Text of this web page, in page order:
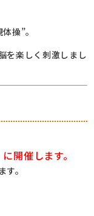
操”。
を楽しく刺激しまし
開催します。
。